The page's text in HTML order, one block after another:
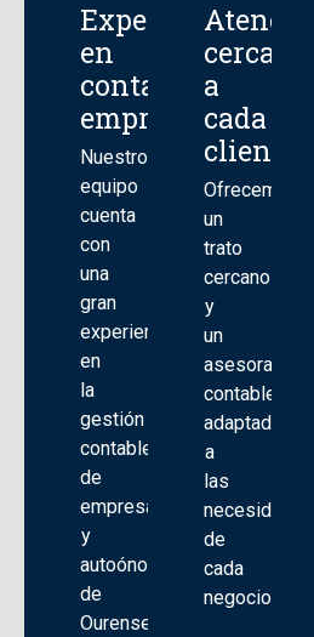
Experiencia
en
contabilidad
empresarial
Nuestro
equipo
cuenta
con
una
gran
experiencia
en
la
gestión
contable
de
empresas
y
autoónomos
de
Ourense.
Atención
cercana
a
cada
cliente
Ofrecemos
un
trato
cercano
y
un
contable
adaptado
a
las
necesidades
de
cada
negocio.